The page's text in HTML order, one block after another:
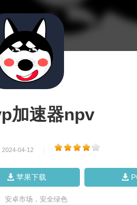
加速器npv
2024-04-12
苹果下载
安卓市场，安全绿色